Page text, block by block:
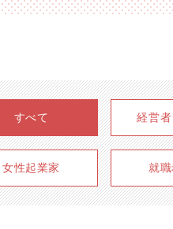
すべて 経営
女性起業家 就